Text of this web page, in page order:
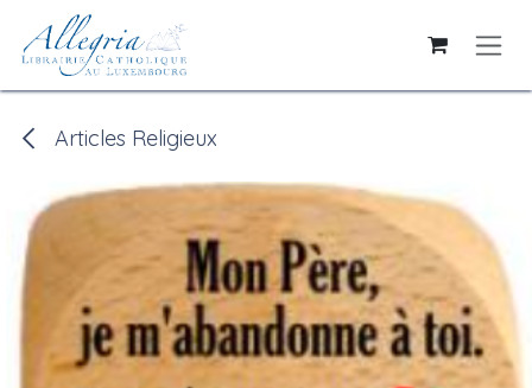
Se rendre au contenu
Articles Religieux